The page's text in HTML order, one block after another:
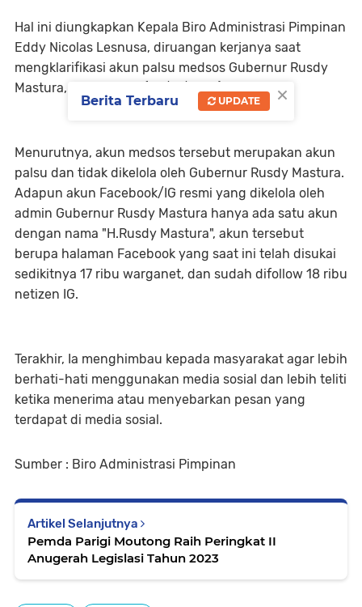
Hal ini diungkapkan Kepala Biro Administrasi Pimpinan
Eddy Nicolas Lesnusa, diruangan kerjanya saat
mengklarifikasi akun palsu medsos Gubernur Rusdy
Mastura, pada Kamis (23/11/2023).
Menurutnya, akun medsos tersebut merupakan akun
palsu dan tidak dikelola oleh Gubernur Rusdy Mastura.
Adapun akun Facebook/IG resmi yang dikelola oleh
admin Gubernur Rusdy Mastura hanya ada satu akun
dengan nama "H.Rusdy Mastura", akun tersebut
berupa halaman Facebook yang saat ini telah disukai
sedikitnya 17 ribu warganet, dan sudah difollow 18 ribu
netizen IG.
Terakhir, Ia menghimbau kepada masyarakat agar lebih
berhati-hati menggunakan media sosial dan lebih teliti
ketika menerima atau menyebarkan pesan yang
terdapat di media sosial.
Sumber : Biro Administrasi Pimpinan
Artikel Selanjutnya
Pemda Parigi Moutong Raih Peringkat II
Anugerah Legislasi Tahun 2023
×
Berita Terbaru UPDATE